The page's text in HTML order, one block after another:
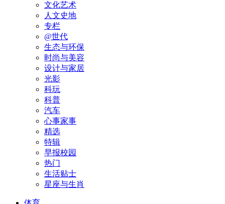
文化艺术
人文史地
专栏
@世代
生态与环保
时尚与美容
设计与家居
光影
科玩
科普
汽车
心事家事
精选
特辑
早报校园
热门
生活贴士
星座与生肖